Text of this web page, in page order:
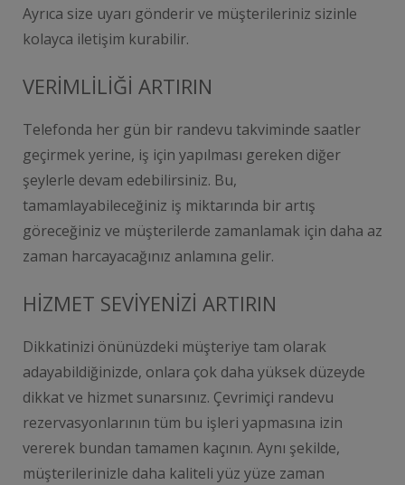
Ayrıca size uyarı gönderir ve müşterileriniz sizinle
kolayca iletişim kurabilir.
VERİMLİLİĞİ ARTIRIN
Telefonda her gün bir randevu takviminde saatler
geçirmek yerine, iş için yapılması gereken diğer
şeylerle devam edebilirsiniz. Bu,
tamamlayabileceğiniz iş miktarında bir artış
göreceğiniz ve müşterilerde zamanlamak için daha az
zaman harcayacağınız anlamına gelir.
HİZMET SEVİYENİZİ ARTIRIN
Dikkatinizi önünüzdeki müşteriye tam olarak
adayabildiğinizde, onlara çok daha yüksek düzeyde
dikkat ve hizmet sunarsınız. Çevrimiçi randevu
rezervasyonlarının tüm bu işleri yapmasına izin
vererek bundan tamamen kaçının. Aynı şekilde,
müşterilerinizle daha kaliteli yüz yüze zaman